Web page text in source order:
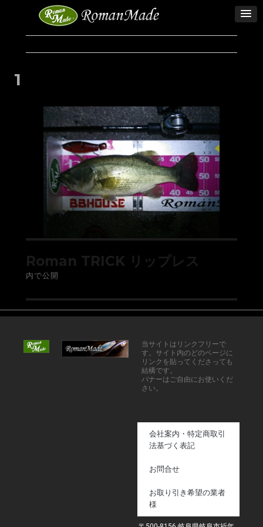
1
Roman TRICK リップレス
内で公開
当サイトはリンクフリーで
す。サイト内のどのページに
リンクを貼ってくださっても
結構です。
バナーはご自由にお使いくだ
さい。
会社案内・特定商取引
法基づく表記
お問合せ
お取り引き希望の業者
様